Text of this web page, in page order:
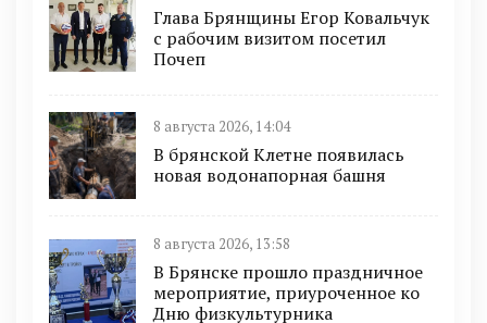
Глава Брянщины Егор Ковальчук
с рабочим визитом посетил
Почеп
8 августа 2026, 14:04
В брянской Клетне появилась
новая водонапорная башня
8 августа 2026, 13:58
В Брянске прошло праздничное
мероприятие, приуроченное ко
Дню физкультурника